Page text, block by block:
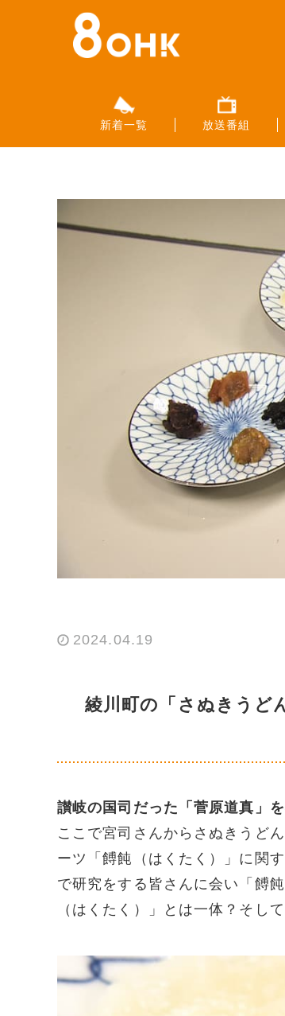
新着一覧 放送番組
2024.04.19
綾川町の「さぬきうど
讃岐の国司だった「菅原道真」
ここで宮司さんからさぬきうど
ーツ「餺飩（はくたく）」に関
で研究をする皆さんに会い「餺
（はくたく）」とは一体？そし